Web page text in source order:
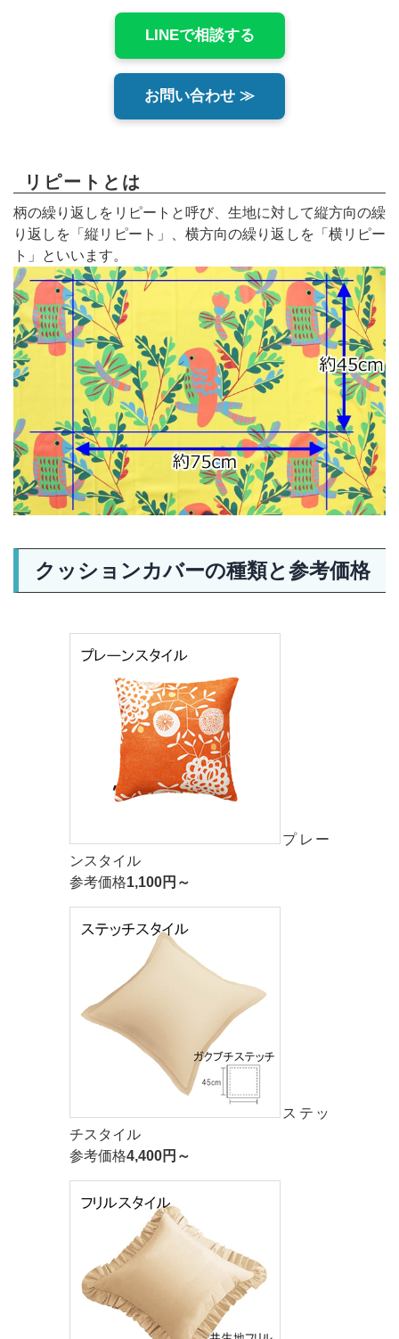
LINEで相談する
お問い合わせ ≫
リピートとは
柄の繰り返しをリピートと呼び、生地に対して縦方向の繰
り返しを「縦リピート」、横方向の繰り返しを「横リピー
ト」といいます。
クッションカバーの種類と参考価格
プレー
ンスタイル
参考価格1,100円～
ステッ
チスタイル
参考価格4,400円～